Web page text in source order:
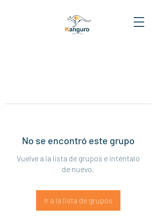
No se encontró este grupo
Vuelve a la lista de grupos e inténtalo
de nuevo.
Ir a la lista de grupos